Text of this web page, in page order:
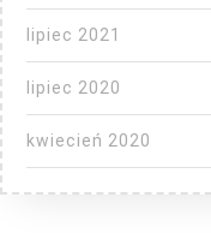
lipiec 2021
lipiec 2020
kwiecień 2020